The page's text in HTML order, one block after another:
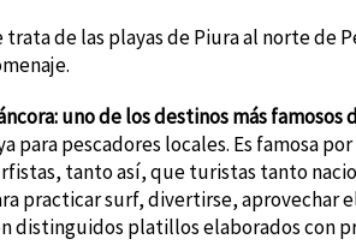
trata de las playas de Piura al norte de
uno de los destinos más famosos
para pescadores locales. Es famosa
tanto así, que turistas tanto
practicar surf, divertirse, aprovechar
distinguidos platillos elaborados con